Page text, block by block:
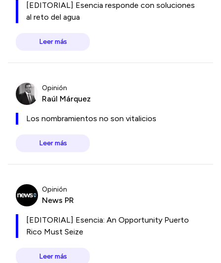
[EDITORIAL] Esencia responde con soluciones
al reto del agua
Leer más
Opinión
Raúl Márquez
Los nombramientos no son vitalicios
Leer más
Opinión
News PR
[EDITORIAL] Esencia: An Opportunity Puerto
Rico Must Seize
Leer más